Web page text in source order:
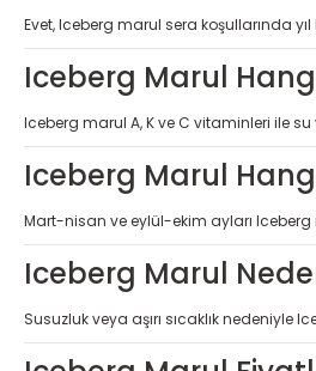
Evet, Iceberg marul sera koşullarında
Iceberg Marul
Iceberg marul A, K ve C vitaminleri ile
Iceberg Marul
Mart-nisan ve eylül-ekim ayları
Iceberg Marul
Susuzluk veya aşırı sıcaklık nedeniyle